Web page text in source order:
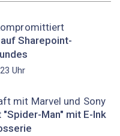
Sharepoint-
Uhr
mit Marvel und Sony
"Spider-Man" mit E-Ink